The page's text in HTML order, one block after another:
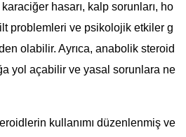
hasarı, kalp sorunları, ho
problemleri ve psikolojik etkiler g
olabilir. Ayrıca, anabolik steroid
yol açabilir ve yasal sorunlara ne
kullanımı düzenlenmiş ve